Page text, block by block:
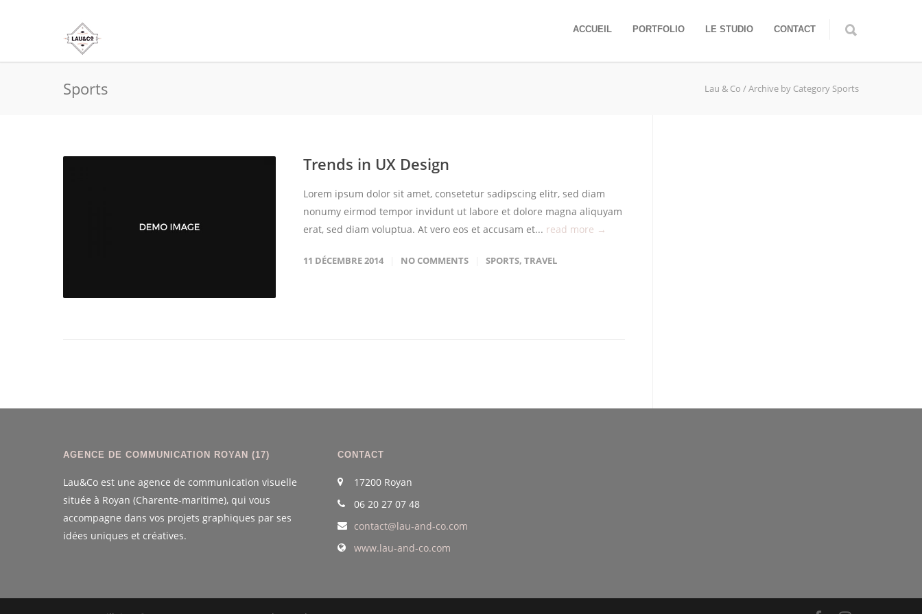
ACCUEIL PORTFOLIO LE STUDIO CONTACT
Sports Lau & Co /Archive by Category Sports
Trends in UX Design
Lorem ipsum dolor sit amet, consetetur sadipscing elitr, sed diam
nonumy eirmod tempor invidunt ut labore et dolore magna aliquyam
erat, sed diam voluptua. At vero eos et accusam et... read more →
11 DÉCEMBRE 2014 NO COMMENTS SPORTS, TRAVEL
AGENCE DE COMMUNICATION ROYAN (17)
Lau&Co est une agence de communication visuelle
située à Royan (Charente-maritime), qui vous
accompagne dans vos projets graphiques par ses
idées uniques et créatives.
CONTACT
17200 Royan
06 20 27 07 48
contact@lau-and-co.com
www.lau-and-co.com